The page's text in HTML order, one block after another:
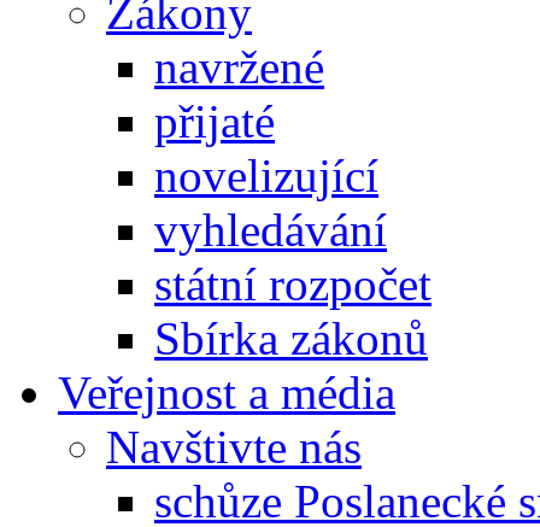
Zákony
navržené
přijaté
novelizující
vyhledávání
státní rozpočet
Sbírka zákonů
Veřejnost a média
Navštivte nás
schůze Poslanecké